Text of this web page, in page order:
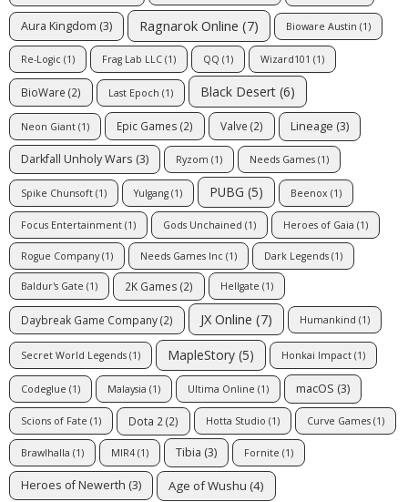
Aura Kingdom (3) Ragnarok Online (7) Bioware Austin (1)
Re-Logic (1) Frag Lab LLC (1) QQ (1) Wizard101 (1)
BioWare (2) Last Epoch (1) Black Desert (6)
Neon Giant (1) Epic Games (2) Valve (2) Lineage (3)
Darkfall Unholy Wars (3) Ryzom (1) Needs Games (1)
Spike Chunsoft (1) Yulgang (1) PUBG (5) Beenox (1)
Focus Entertainment (1) Gods Unchained (1) Heroes of Gaia (1)
Rogue Company(1) Needs Games Inc (1) Dark Legends (1)
Baldur's Gate (1) 2K Games (2) Hellgate (1)
Daybreak Game Company(2) JX Online (7) Humankind (1)
Secret World Legends (1) MapleStory (5) Honkai Impact (1)
Codeglue (1) Malaysia (1) Ultima Online (1) macOS (3)
Scions of Fate (1) Dota 2 (2) Hotta Studio (1) Curve Games (1)
Brawlhalla (1) MIR4 (1) Tibia (3) Fornite (1)
Heroes of Newerth (3) Age of Wushu (4)